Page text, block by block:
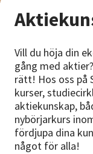
Lyssna
Vill du höja din
gång med
rätt! Hos oss på
kurser,
aktiekunskap,
nybörjarkurs
fördjupa dina
något för alla!